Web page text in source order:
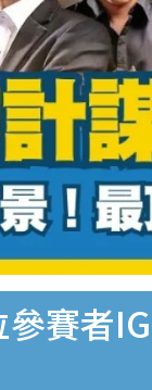
賽者